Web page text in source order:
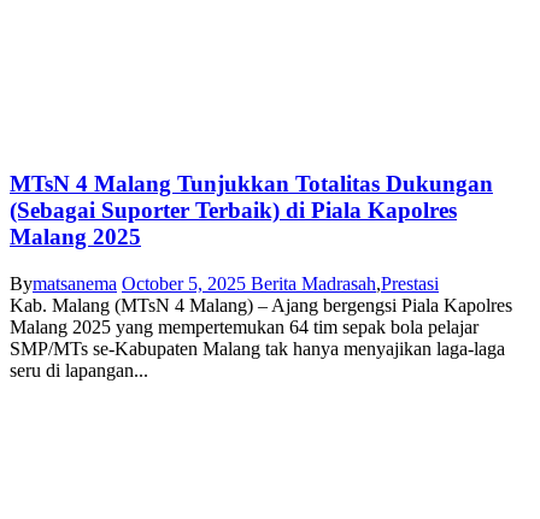
MTsN 4 Malang Tunjukkan Totalitas Dukungan
(Sebagai Suporter Terbaik) di Piala Kapolres
Malang 2025
Bymatsanema October 5, 2025 Berita Madrasah,Prestasi
Kab. Malang (MTsN 4 Malang) – Ajang bergengsi Piala Kapolres
Malang 2025 yang mempertemukan 64 tim sepak bola pelajar
SMP/MTs se-Kabupaten Malang tak hanya menyajikan laga-laga
seru di lapangan...